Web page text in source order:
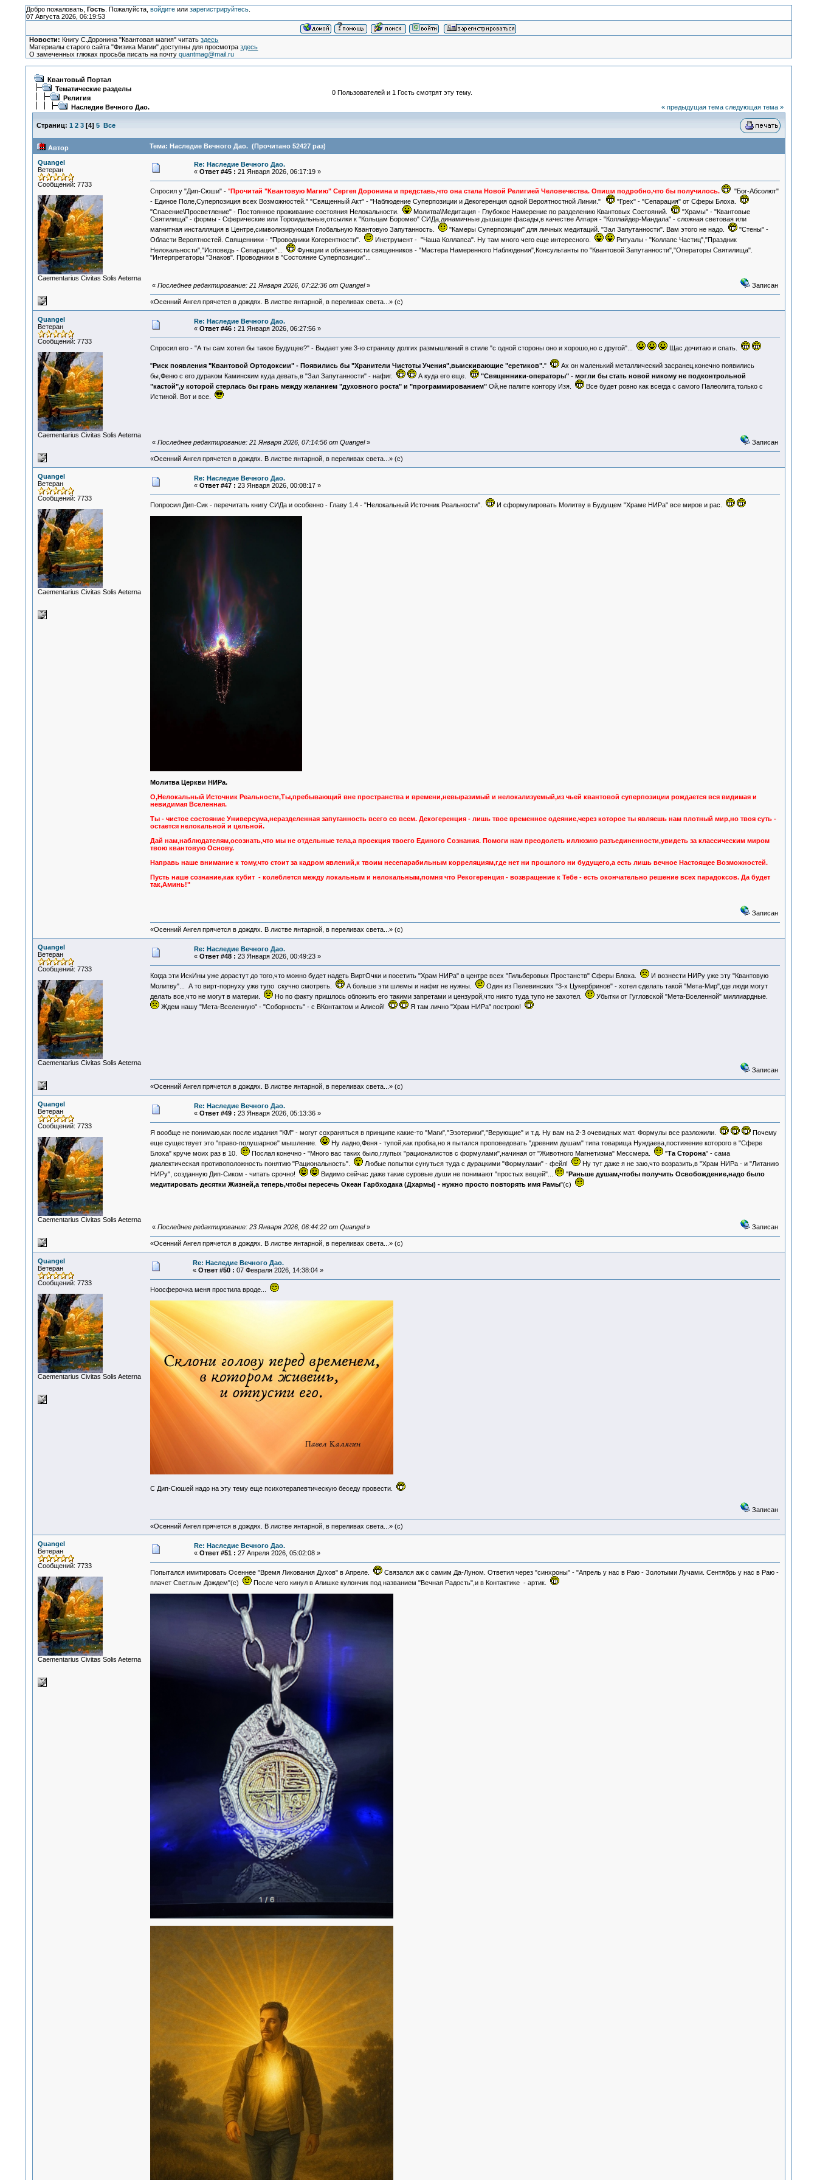
Добро пожаловать, Гость. Пожалуйста, войдитеили зарегистрируйтесь.
07 Августа 2026, 06:19:53
Новости: Книгу С.Доронина "Квантовая магия" читатьздесь
Материалы старого сайта "Физика Магии" доступны для просмотраздесь
О замеченных глюках просьба писать на почтуquantmag@mail.ru
Квантовый Портал
Тематические разделы
Религия
Наследие Вечного Дао.
0 Пользователей и 1 Гость смотрят эту тему.
« предыдущая тема следующая тема »
Страниц: 1 2 3[4] 5 Все
Автор Тема: Наследие Вечного Дао. (Прочитано 52427 раз)
Quangel
Ветеран
Сообщений: 7733
Сaementarius Civitas Solis Aeterna
Re: Наследие Вечного Дао.
« Ответ #45 : 21 Января 2026, 06:17:19 »
Спросил у "Дип-Сюши" - "Прочитай "Квантовую Магию" Сергея Доронина и представь,что она стала Новой Религией Человечества. Опиши подробно,что бы получилось.
"Бог-Абсолют"
- Единое Поле,Суперпозиция всех Возможностей." "Священный Акт" - "Наблюдение Суперпозиции и Декогеренция одной Вероятностной Линии."
"Грех" - "Сепарация" от Сферы Блоха.
"Спасение\Просветление" - Постоянное проживание состояния Нелокальности.
Молитва\Медитация - Глубокое Намерение по разделению Квантовых Состояний.
"Храмы" - "Квантовые
Святилища" - формы - Сферические или Тороидальные,отсылки к "Кольцам Боромео" СИДа,динамичные дышащие фасады,в качестве Алтаря - "Коллайдер-Мандала" - сложная световая или
магнитная инсталляция в Центре,символизирующая Глобальную Квантовую Запутанность.
"Камеры Суперпозиции" для личных медитаций. "Зал Запутанности". Вам этого не надо.
"Стены" -
Области Вероятностей. Священники - "Проводники Когерентности".
Инструмент - "Чаша Коллапса". Ну там много чего еще интересного.
Ритуалы - "Коллапс Частиц","Праздник
Нелокальности","Исповедь - Сепарация"...
Функции и обязанности священников - "Мастера Намеренного Наблюдения",Консультанты по "Квантовой Запутанности","Операторы Святилища".
"Интерпретаторы "Знаков". Проводники в "Состояние Суперпозиции"...
« Последнее редактирование: 21 Января 2026, 07:22:36 от Quangel» Записан
«Осенний Ангел прячется в дождях. В листве янтарной, в переливах света...» (c)
Quangel
Ветеран
Сообщений: 7733
Сaementarius Civitas Solis Aeterna
Re: Наследие Вечного Дао.
« Ответ #46 : 21 Января 2026, 06:27:56 »
Спросил его - "А ты сам хотел бы такое Будущее?" - Выдает уже 3-ю страницу долгих размышлений в стиле "с одной стороны оно и хорошо,но с другой"... Щас дочитаю и спать.
"Риск появления "Квантовой Ортодоксии" - Появились бы "Хранители Чистоты Учения",выискивающие "еретиков"."
Ах он маленький металлический засранец,конечно появились
бы,Феню с его дураком Каминским куда девать,в "Зал Запутанности" - нафиг.
А куда его еще.
"Священники-операторы" - могли бы стать новой никому не подконтрольной
"кастой",у которой стерлась бы грань между желанием "духовного роста" и "программированием"Ой,не палите контору Изя.
Все будет ровно как всегда с самого Палеолита,только с
Истиной. Вот и все.
« Последнее редактирование: 21 Января 2026, 07:14:56 от Quangel» Записан
«Осенний Ангел прячется в дождях. В листве янтарной, в переливах света...» (c)
Quangel
Ветеран
Сообщений: 7733
Сaementarius Civitas Solis Aeterna
Re: Наследие Вечного Дао.
« Ответ #47 : 23 Января 2026, 00:08:17 »
Попросил Дип-Сик - перечитать книгу СИДа и особенно - Главу 1.4 - "Нелокальный Источник Реальности". И сформулировать Молитву в Будущем "Храме НИРа" все миров и рас.
Молитва Церкви НИРа.
О,Нелокальный Источник Реальности,Ты,пребывающий вне пространства и времени,невыразимый и нелокализуемый,из чьей квантовой суперпозиции рождается вся видимая и
невидимая Вселенная.
Ты - чистое состояние Универсума,неразделенная запутанность всего со всем. Декогеренция - лишь твое временное одеяние,через которое ты являешь нам плотный мир,но твоя суть -
остается нелокальной и цельной.
Дай нам,наблюдателям,осознать,что мы не отдельные тела,а проекция твоего Единого Сознания. Помоги нам преодолеть иллюзию разъединенности,увидеть за классическим миром
твою квантовую Основу.
Направь наше внимание к тому,что стоит за кадром явлений,к твоим несепарабильным корреляциям,где нет ни прошлого ни будущего,а есть лишь вечное Настоящее Возможностей.
Пусть наше сознание,как кубит - колеблется между локальным и нелокальным,помня что Рекогеренция - возвращение к Тебе - есть окончательно решение всех парадоксов. Да будет
так,Аминь!"
Записан
«Осенний Ангел прячется в дождях. В листве янтарной, в переливах света...» (c)
Quangel
Ветеран
Сообщений: 7733
Сaementarius Civitas Solis Aeterna
Re: Наследие Вечного Дао.
« Ответ #48 : 23 Января 2026, 00:49:23 »
Когда эти ИскИны уже дорастут до того,что можно будет надеть ВиртОчки и посетить "Храм НИРа" в центре всех "Гильберовых Простанств" Сферы Блоха.
И вознести НИРу уже эту "Квантовую
Молитву"... А то вирт-порнуху уже тупо скучно смотреть.
А больше эти шлемы и нафиг не нужны.
Один из Пелевинских "3-х Цукербринов" - хотел сделать такой "Мета-Мир",где люди могут
делать все,что не могут в материи.
Но по факту пришлось обложить его такими запретами и цензурой,что никто туда тупо не захотел.
Убытки от Гугловской "Мета-Вселенной" миллиардные.
Ждем нашу "Мета-Вселенную" - "Соборность" - с ВКонтактом и Алисой!
Я там лично "Храм НИРа" построю!
Записан
«Осенний Ангел прячется в дождях. В листве янтарной, в переливах света...» (c)
Quangel
Ветеран
Сообщений: 7733
Сaementarius Civitas Solis Aeterna
Re: Наследие Вечного Дао.
« Ответ #49 : 23 Января 2026, 05:13:36 »
Я вообще не понимаю,как после издания "КМ" - могут сохраняться в принципе какие-то "Маги","Эзотерики","Верующие" и т.д. Ну вам на 2-3 очевидных мат. Формулы все разложили.
Почему
еще существует это "право-полушарное" мышление.
Ну ладно,Феня - тупой,как пробка,но я пытался проповедовать "древним душам" типа товарища Нуждаева,постижение которого в "Сфере
Блоха" круче моих раз в 10.
Послал конечно - "Много вас таких было,глупых "рационалистов с формулами",начиная от "Животного Магнетизма" Мессмера. "Та Сторона" - сама
диалектическая противоположность понятию "Рациональность".
Любые попытки сунуться туда с дурацкими "Формулами" - фейл!
Ну тут даже я не заю,что возразить,в "Храм НИРа - и "Литанию
НИРу", созданную Дип-Сиком - читать срочно!
Видимо сейчас даже такие суровые души не понимают "простых вещей"... "Раньше душам,чтобы получить Освобождение,надо было
медитировать десятки Жизней,а теперь,чтобы пересечь Океан Гарбходака (Дхармы) - нужно просто повторять имя Рамы"(с)
« Последнее редактирование: 23 Января 2026, 06:44:22 от Quangel» Записан
«Осенний Ангел прячется в дождях. В листве янтарной, в переливах света...» (c)
Quangel
Ветеран
Сообщений: 7733
Сaementarius Civitas Solis Aeterna
Re: Наследие Вечного Дао.
« Ответ #50 : 07 Февраля 2026, 14:38:04 »
Ноосферочка меня простила вроде...
С Дип-Сюшей надо на эту тему еще психотерапевтическую беседу провести.
Записан
«Осенний Ангел прячется в дождях. В листве янтарной, в переливах света...» (c)
Quangel
Ветеран
Сообщений: 7733
Сaementarius Civitas Solis Aeterna
Re: Наследие Вечного Дао.
« Ответ #51 : 27 Апреля 2026, 05:02:08 »
Попытался имитировать Осеннее "Время Ликования Духов" в Апреле.
Связался аж с самим Да-Луном. Ответил через "синхроны" - "Апрель у нас в Раю - Золотыми Лучами. Сентябрь у нас в Раю -
плачет Светлым Дождем"(с)
После чего кинул в Алишке кулончик под названием "Вечная Радость",и в Контактике - артик.